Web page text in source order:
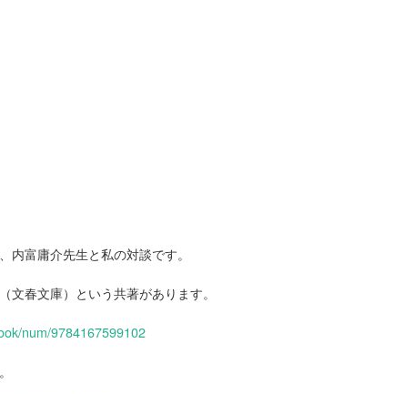
内富庸介先生と私の対談です。
文春文庫）という共著があります。
num/9784167599102